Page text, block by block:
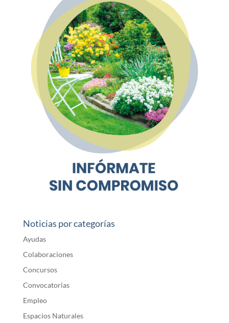
Noticias por categorías
Ayudas
Colaboraciones
Concursos
Convocatorias
Empleo
Espacios Naturales